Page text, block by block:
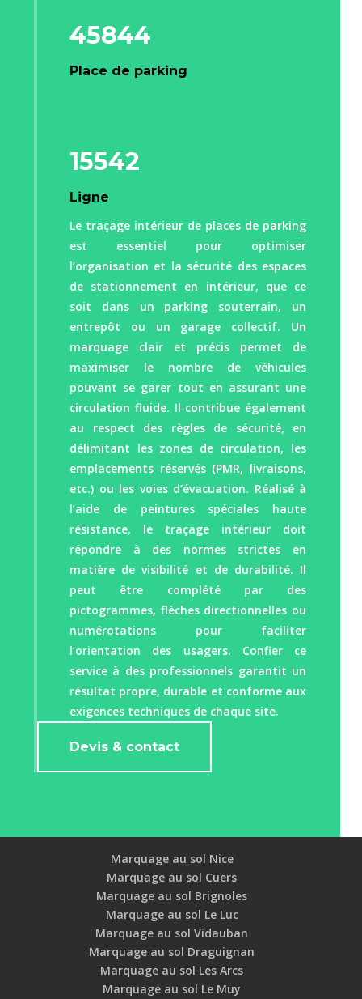
45844
Place de parking
15542
Ligne
Le traçage intérieur de places de parking
est essentiel pour optimiser
l’organisation et la sécurité des espaces
de stationnement en intérieur, que ce
soit dans un parking souterrain, un
entrepôt ou un garage collectif. Un
marquage clair et précis permet de
maximiser le nombre de véhicules
pouvant se garer tout en assurant une
circulation fluide. Il contribue également
au respect des règles de sécurité, en
délimitant les zones de circulation, les
emplacements réservés (PMR, livraisons,
etc.) ou les voies d’évacuation. Réalisé à
l’aide de peintures spéciales haute
résistance, le traçage intérieur doit
répondre à des normes strictes en
matière de visibilité et de durabilité. Il
peut être complété par des
pictogrammes, flèches directionnelles ou
numérotations pour faciliter
l’orientation des usagers. Confier ce
service à des professionnels garantit un
résultat propre, durable et conforme aux
exigences techniques de chaque site.
Devis & contact
Marquage au sol Nice
Marquage au sol Cuers
Marquage au sol Brignoles
Marquage au sol Le Luc
Marquage au sol Vidauban
Marquage au sol Draguignan
Marquage au sol Les Arcs
Marquage au sol Le Muy